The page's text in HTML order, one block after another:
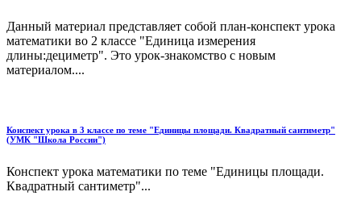
Данный материал представляет собой план-конспект урока
математики во 2 классе "Единица измерения
длины:дециметр". Это урок-знакомство с новым
материалом....
Конспект урока в 3 классе по теме "Единицы площади. Квадратный сантиметр"
(УМК "Школа России")
Конспект урока математики по теме "Единицы площади.
Квадратный сантиметр"...